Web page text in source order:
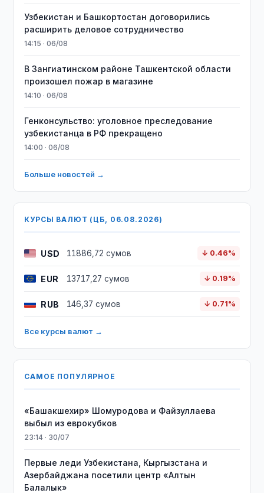
Узбекистан и Башкортостан договорились
расширить деловое сотрудничество
14:15 · 06/08
В Зангиатинском районе Ташкентской области
произошел пожар в магазине
14:10 · 06/08
Генконсульство: уголовное преследование
узбекистанца в РФ прекращено
14:00 · 06/08
Больше новостей →
КУРСЫ ВАЛЮТ (ЦБ, 06.08.2026)
USD 11886,72 сумов ↓ 0.46%
EUR 13717,27 сумов ↓ 0.19%
RUB 146,37 сумов ↓ 0.71%
Все курсы валют →
САМОЕ ПОПУЛЯРНОЕ
«Башакшехир» Шомуродова и Файзуллаева
выбыл из еврокубков
23:14 · 30/07
Первые леди Узбекистана, Кыргызстана и
Азербайджана посетили центр «Алтын
Балалык»